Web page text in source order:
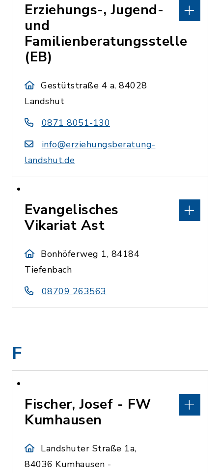
Erziehungs-, Jugend-
und
Familienberatungsstelle
(EB)
Gestütstraße 4 a, 84028
Landshut
0871 8051-130
info@erziehungsberatung-
landshut.de
Evangelisches
Vikariat Ast
Bonhöferweg 1, 84184
Tiefenbach
08709 263563
F
Fischer, Josef - FW
Kumhausen
Landshuter Straße 1a,
84036 Kumhausen -